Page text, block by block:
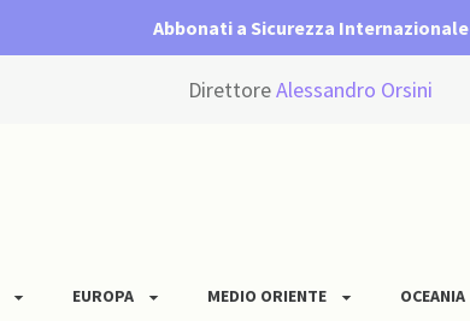
Abbonati a Sicurezza Internazionale
DirettoreAlessandro Orsini
EUROPA MEDIO ORIENTE OCEANIA